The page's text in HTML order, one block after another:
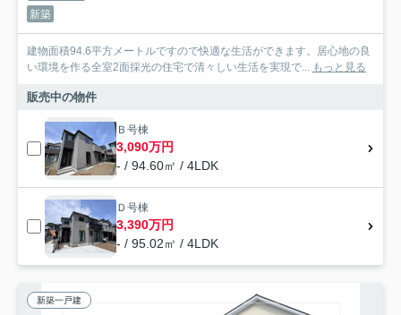
新築
建物面積94.6平方メートルですので快適な生活ができます。居心地の良
い環境を作る全室2面採光の住宅で清々しい生活を実現で... もっと見る
販売中の物件
Ｂ号棟
3,090万円
- / 94.60㎡ / 4LDK
Ｄ号棟
3,390万円
- / 95.02㎡ / 4LDK
新築一戸建